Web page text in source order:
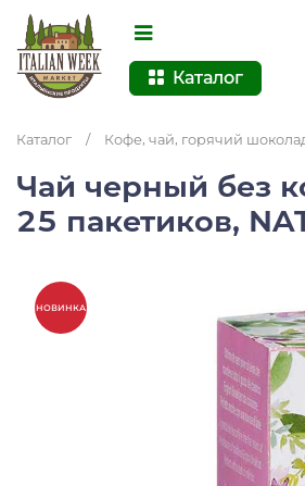
Каталог
Каталог / Кофе, чай, горячий
Чай черный без
25 пакетиков,
НОВИНКА